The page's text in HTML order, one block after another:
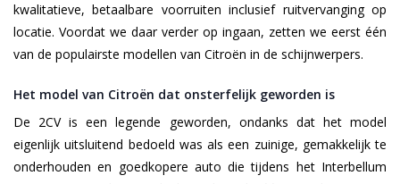
kwalitatieve, betaalbare voorruiten inclusief ruitvervanging op
locatie. Voordat we daar verder op ingaan, zetten we eerst één
van de populairste modellen van Citroën in de schijnwerpers.
Het model van Citroën dat onsterfelijk geworden is
De 2CV is een legende geworden, ondanks dat het model
eigenlijk uitsluitend bedoeld was als een zuinige, gemakkelijk te
onderhouden en goedkopere auto die tijdens het Interbellum